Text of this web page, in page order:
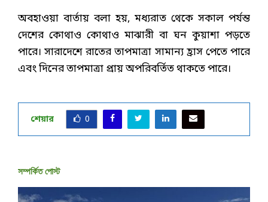
অবহাওয়া বার্তায় বলা হয়, মধ্যরাত থেকে সকাল পর্যন্ত
দেশের কোথাও কোথাও মাঝারী বা ঘন কুয়াশা পড়তে
পারে। সারাদেশে রাতের তাপমাত্রা সামান্য হ্রাস পেতে পারে
এবং দিনের তাপমাত্রা প্রায় অপরিবর্তিত থাকতে পারে।
শেয়ার 0
সম্পর্কিত পোস্ট